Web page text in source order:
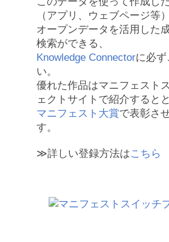
（アプリ、ウェブページ等）
オープンデータを活用した
検索ができる、
Knowledge Connectorに必ず
い。
優れた作品はマニフェスト
ェクトサイトで紹介するとと
マニフェスト大賞で表彰さ
す。
≫詳しい登録方法はこちら